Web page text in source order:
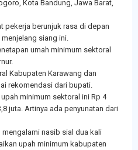
Kota Bandung, Jawa Barat,
pekerja berunjuk rasa di depan
siang ini.
umah minimum sektoral
Kabupaten Karawang dan
rekomendasi dari bupati.
minimum sektoral ini Rp 4
juta. Artinya ada penyunatan dari
mengalami nasib sial dua kali
upah minimum kabupaten